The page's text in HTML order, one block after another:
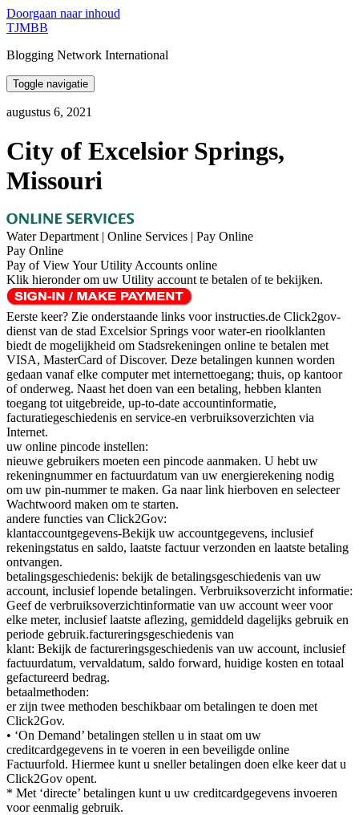
Doorgaan naar inhoud
TJMBB
Blogging Network International
Toggle navigatie
augustus 6, 2021
City of Excelsior Springs,
Missouri
Water Department | Online Services | Pay Online
Pay Online
Pay of View Your Utility Accounts online
Klik hieronder om uw Utility account te betalen of te bekijken.
Eerste keer? Zie onderstaande links voor instructies.de Click2gov-
dienst van de stad Excelsior Springs voor water-en rioolklanten
biedt de mogelijkheid om Stadsrekeningen online te betalen met
VISA, MasterCard of Discover. Deze betalingen kunnen worden
gedaan vanaf elke computer met internettoegang; thuis, op kantoor
of onderweg. Naast het doen van een betaling, hebben klanten
toegang tot uitgebreide, up-to-date accountinformatie,
facturatiegeschiedenis en service-en verbruiksoverzichten via
Internet.
uw online pincode instellen:
nieuwe gebruikers moeten een pincode aanmaken. U hebt uw
rekeningnummer en factuurdatum van uw energierekening nodig
om uw pin-nummer te maken. Ga naar link hierboven en selecteer
Wachtwoord maken om te starten.
andere functies van Click2Gov:
klantaccountgegevens-Bekijk uw accountgegevens, inclusief
rekeningstatus en saldo, laatste factuur verzonden en laatste betaling
ontvangen.
betalingsgeschiedenis: bekijk de betalingsgeschiedenis van uw
account, inclusief lopende betalingen. Verbruiksoverzicht informatie:
Geef de verbruiksoverzichtinformatie van uw account weer voor
elke meter, inclusief laatste aflezing, gemiddeld dagelijks gebruik en
periode gebruik.factureringsgeschiedenis van
klant: Bekijk de factureringsgeschiedenis van uw account, inclusief
factuurdatum, vervaldatum, saldo forward, huidige kosten en totaal
gefactureerd bedrag.
betaalmethoden:
er zijn twee methoden beschikbaar om betalingen te doen met
Click2Gov.
• ‘On Demand’ betalingen stellen u in staat om uw
creditcardgegevens in te voeren in een beveiligde online
Factuurfold. Hiermee kunt u sneller betalingen doen elke keer dat u
Click2Gov opent.
* Met ‘directe’ betalingen kunt u uw creditcardgegevens invoeren
voor eenmalig gebruik.